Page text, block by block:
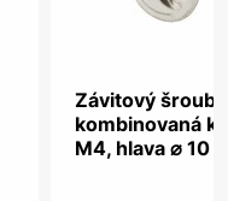
Závitový šroub,
kombinovaná
M4, hlava ⌀ 10